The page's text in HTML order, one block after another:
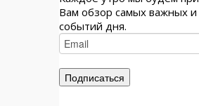
Вам обзор самых важных
событий дня.